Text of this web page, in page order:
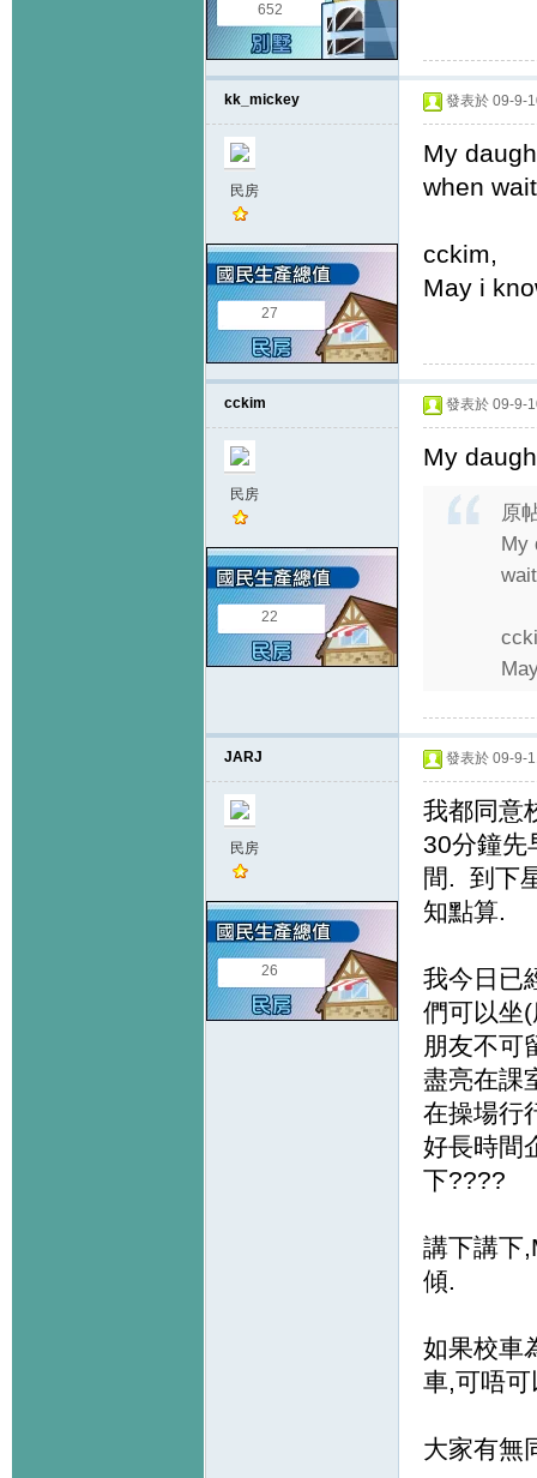
652
kk_mickey
民房
27
發表於 09-9-
My
when
cckim,
May i
cckim
民房
22
發表於 09-9-
My
原
My
JARJ
民房
26
發表於 09-9-
我都同意
30分鐘先
間. 到下
知點算.
我今日已
們可以坐
朋友不可
盡亮在課
在操場行
好長時間
下????
講下講下
傾.
如果校車
車,可唔
大家有無